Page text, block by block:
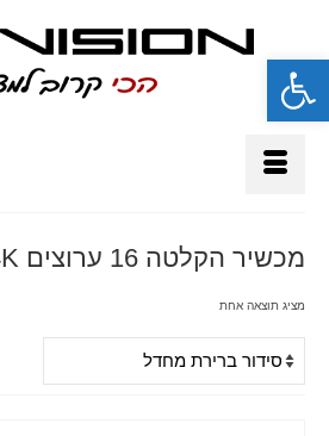
פתח סרגל נגישות
מכשיר הקלטה 16 ערוצים AHD 4K
מציג תוצאה אחת